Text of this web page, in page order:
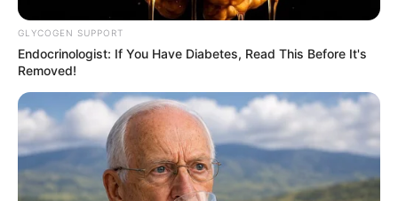
Bikin Ngakak, 10 Potret
Cosplay Murah Pakai Bahan
Seadanya
GLYCOGEN SUPPORT
Endocrinologist: If You Have Diabetes, Read This Before It's
Removed!